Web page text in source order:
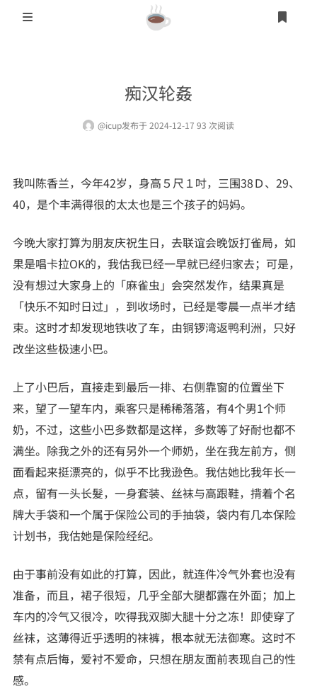
短篇文学
异国文学
武侠文学
制服文学
正妹文学
痴汉轮姦
@icup发布于 2024-12-17 93 次阅读
我叫陈香兰，今年42岁，身高５尺１吋，三围38Ｄ、29、
40，是个丰满得很的太太也是三个孩子的妈妈。
今晚大家打算为朋友庆祝生日，去联谊会晚饭打雀局，如
果是唱卡拉OK的，我估我已经一早就已经归家去；可是，
没有想过大家身上的「麻雀虫」会突然发作，结果真是
「快乐不知时日过」，到收场时，已经是零晨一点半才结
束。这时才却发现地铁收了车，由铜锣湾返鸭利洲，只好
改坐这些极速小巴。
上了小巴后，直接走到最后一排、右侧靠窗的位置坐下
来，望了一望车内，乘客只是稀稀落落，有4个男1个师
奶，不过，这些小巴多数都是这样，多数等了好耐也都不
满坐。除我之外的还有另外一个师奶，坐在我左前方，侧
面看起来挺漂亮的，似乎不比我逊色。我估她比我年长一
点，留有一头长髮，一身套装、丝袜与高跟鞋，揹着个名
牌大手袋和一个属于保险公司的手抽袋，袋内有几本保险
计划书，我估她是保险经纪。
由于事前没有如此的打算，因此，就连件冷气外套也没有
准备，而且，裙子很短，几乎全部大腿都露在外面；加上
车内的冷气又很冷，吹得我双脚大腿十分之冻！即使穿了
丝袜，这薄得近乎透明的袜裤，根本就无法御寒。这时不
禁有点后悔，爱衬不爱命，只想在朋友面前表现自己的性
感。